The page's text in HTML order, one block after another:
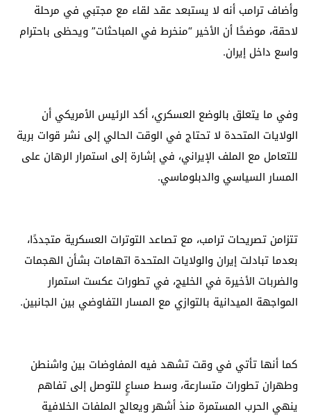
وأضاف ترامب أنه لا يستبعد عقد لقاء مع مجتبي في مرحلة
لاحقة، موضحًا أن الأخير “منخرط في المباحثات” ويحظى باحترام
واسع داخل إيران.
وفي ما يتعلق بالوضع العسكري، أكد الرئيس الأمريكي أن
الولايات المتحدة لا تحتاج في الوقت الحالي إلى نشر قوات برية
للتعامل مع الملف الإيراني، في إشارة إلى استمرار الرهان على
المسار السياسي والدبلوماسي.
تتزامن تصريحات ترامب، مع تصاعد التوترات العسكرية متجددًا،
بعدما تبادلت إيران والولايات المتحدة اتهامات بشأن الهجمات
والضربات الأخيرة في الخليج، في تطورات عكست استمرار
المواجهة الميدانية بالتوازي مع المسار التفاوضي بين الجانبين.
كما أنها تأتي في وقت تشهد فيه المفاوضات بين واشنطن
وطهران تطورات متسارعة، وسط مساعٍ للتوصل إلى تفاهم
ينهي الحرب المستمرة منذ أشهر ويعالج الملفات الخلافية